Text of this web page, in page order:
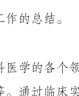
疗。在实习过程中，我也遇到了一些疑难病例，通过和导师的讨